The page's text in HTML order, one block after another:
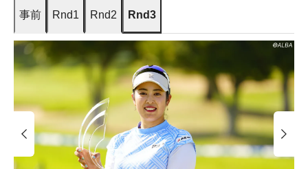
事前 Rnd1 Rnd2 Rnd3